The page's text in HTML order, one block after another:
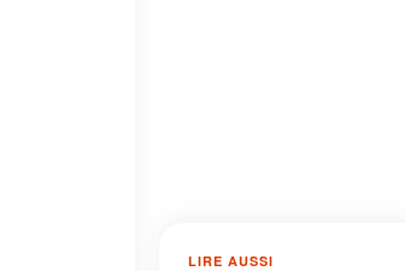
LIRE AUSSI